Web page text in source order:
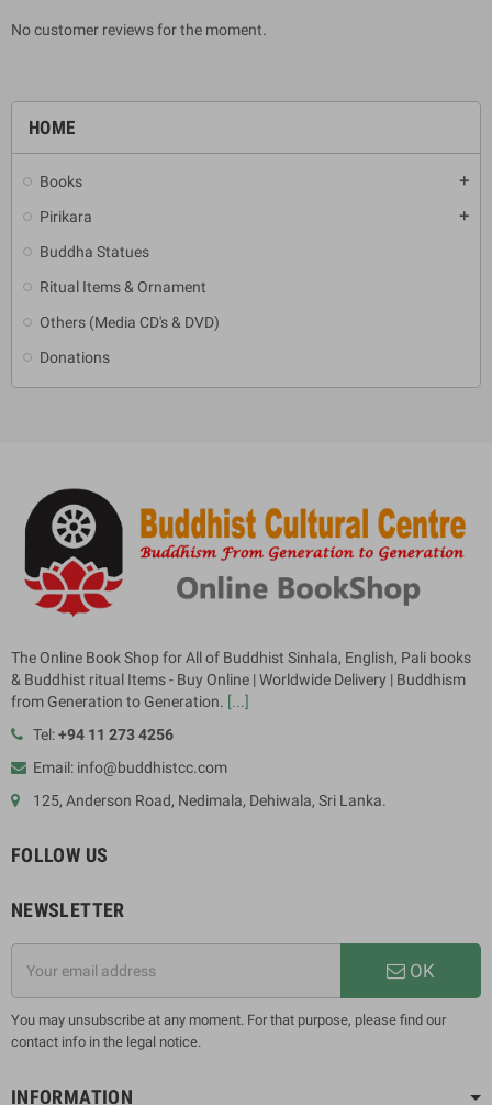
HOME
Books add
Pirikara add
Buddha Statues
Ritual Items & Ornament
Others (Media CD's & DVD)
Donations
No customer reviews for the moment.
The Online Book Shop for All of Buddhist Sinhala, English, Pali books
& Buddhist ritual Items - Buy Online | Worldwide Delivery | Buddhism
from Generation to Generation. [...]
Tel:+94 11 273 4256
Email: info@buddhistcc.com
125, Anderson Road, Nedimala, Dehiwala, Sri Lanka.
FOLLOW US
NEWSLETTER
OK
You may unsubscribe at any moment. For that purpose, please find our
contact info in the legal notice.
INFORMATION